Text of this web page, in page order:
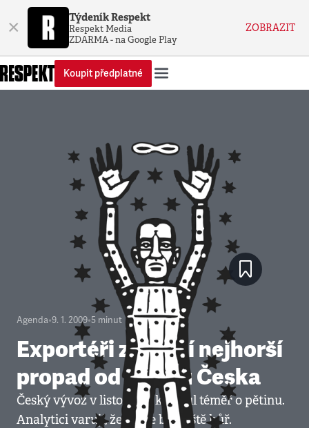
× Týdeník Respekt
Respekt Media
ZDARMA - na Google Play
ZOBRAZIT
Koupit předplatné
Agenda•9. 1. 2009•5 minut
Exportéři zažívají nejhorší
propad od vzniku Česka
Český vývoz v listopadu klesnul téměř o pětinu.
Analytici varují, že může být ještě hůř.